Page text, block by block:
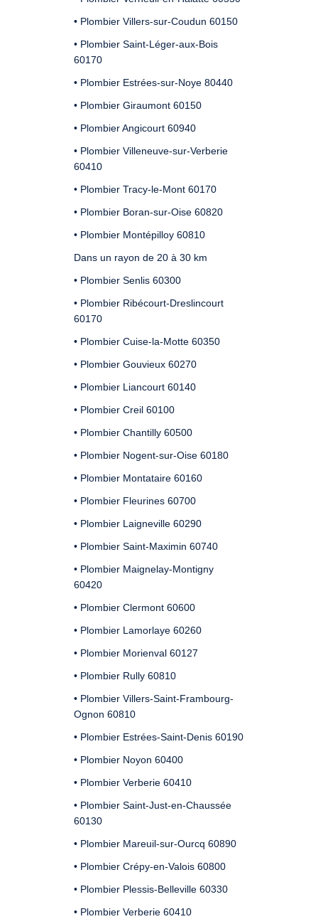
• Plombier Villers-sur-Coudun 60150
• Plombier Saint-Léger-aux-Bois
60170
• Plombier Estrées-sur-Noye 80440
• Plombier Giraumont 60150
• Plombier Angicourt 60940
• Plombier Villeneuve-sur-Verberie
60410
• Plombier Tracy-le-Mont 60170
• Plombier Boran-sur-Oise 60820
• Plombier Montépilloy 60810
Dans un rayon de 20 à 30 km
• Plombier Senlis 60300
• Plombier Ribécourt-Dreslincourt
60170
• Plombier Cuise-la-Motte 60350
• Plombier Gouvieux 60270
• Plombier Liancourt 60140
• Plombier Creil 60100
• Plombier Chantilly 60500
• Plombier Nogent-sur-Oise 60180
• Plombier Montataire 60160
• Plombier Fleurines 60700
• Plombier Laigneville 60290
• Plombier Saint-Maximin 60740
• Plombier Maignelay-Montigny
60420
• Plombier Clermont 60600
• Plombier Lamorlaye 60260
• Plombier Morienval 60127
• Plombier Rully 60810
• Plombier Villers-Saint-Frambourg-
Ognon 60810
• Plombier Estrées-Saint-Denis 60190
• Plombier Noyon 60400
• Plombier Verberie 60410
• Plombier Saint-Just-en-Chaussée
60130
• Plombier Mareuil-sur-Ourcq 60890
• Plombier Crépy-en-Valois 60800
• Plombier Plessis-Belleville 60330
• Plombier Verberie 60410